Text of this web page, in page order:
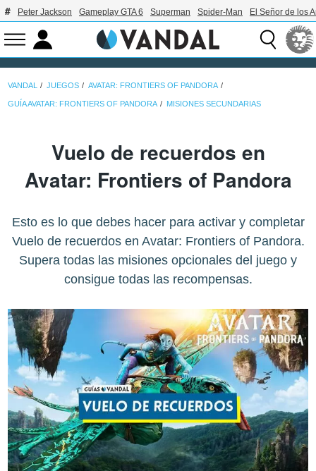
Peter Jackson Gameplay GTA 6 Superman Spider-Man El Señor de los
VANDAL JUEGOS AVATAR: FRONTIERS OF PANDORA
GUÍA AVATAR: FRONTIERS OF PANDORA MISIONES SECUNDARIAS
Vuelo de recuerdos en
Avatar: Frontiers of Pandora
Esto es lo que debes hacer para activar y completar
Vuelo de recuerdos en Avatar: Frontiers of Pandora.
Supera todas las misiones opcionales del juego y
consigue todas las recompensas.